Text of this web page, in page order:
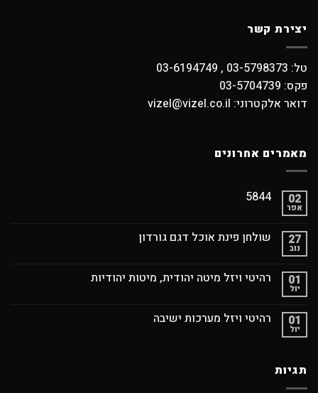
יצירת קשר
טל: 03-5798373 , 03-6194749
פקס: 03-5704739
דואר אלקטרוני: vizel@vizel.co.il
מאמרים אחרונים
02
אפר
5844
27
נוב
שולחן פינת אוכל דגם גורדון
01
יול
רהיטי ויזל מיטה יהודית, מיטות יהודיות
01
יול
רהיטי ויזל מערכות ישיבה
תגיות